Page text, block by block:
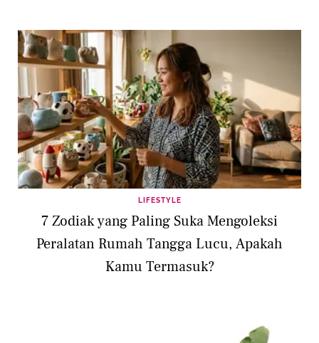
LIFESTYLE
7 Zodiak yang Paling Suka Mengoleksi
Peralatan Rumah Tangga Lucu, Apakah
Kamu Termasuk?